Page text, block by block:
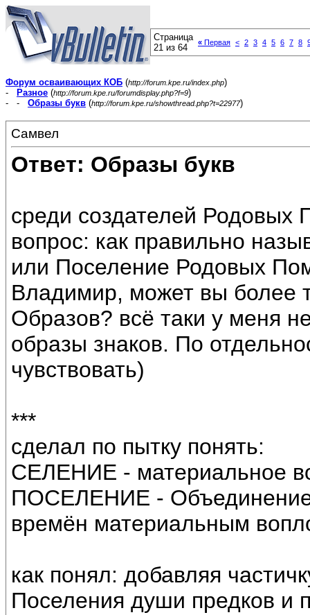
Страница
21 из 64
« Первая < 2 3 4 5 6 7 8
Форум осваивающих КОБ (http://forum.kpe.ru/index.php)
-
Разное (http://forum.kpe.ru/forumdisplay.php?f=9)
- - Образы букв (http://forum.kpe.ru/showthread.php?t=22977)
Самвел
Ответ: Образы букв
среди создателей Родовых
вопрос: как правильно
или Поселение Родовых
Владимир, может вы более
Образов? всё таки у меня
образы знаков. По
чувствовать)
***
сделал по пытку понять:
СЕЛЕНИЕ - материальное
ПОСЕЛЕНИЕ - Объединение
времён материальным
как понял: добавляя
Поселения души предков и